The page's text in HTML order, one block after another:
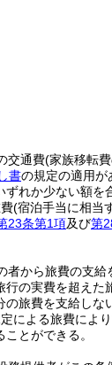
交通費(家族移転
書の規定の適用が
れか少ない額を
(宿泊手当に相当
23条第1項及び第
者から旅費の支
の実費を超え
旅費を支給しな
による旅費によ
とができる。